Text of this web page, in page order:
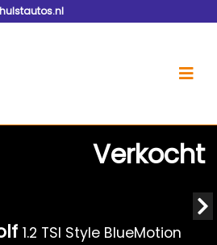
Verkocht
1.2 TSI Style BlueMotion